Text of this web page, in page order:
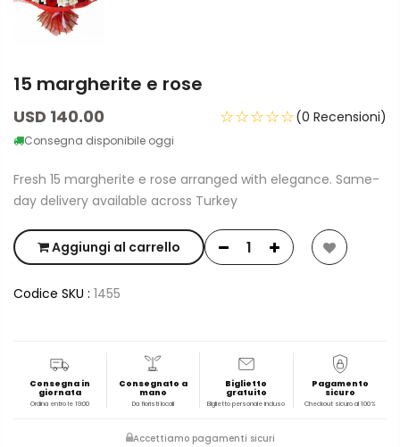
15 margherite e rose
USD 140.00
Consegna disponibile oggi
☆☆☆☆☆(0 Recensioni)
Fresh 15 margherite e rose arranged with elegance. Same-
day delivery available across Turkey
Aggiungi al carrello
Codice SKU : 1455
Consegna in
giornata
Ordina entro le 19:00
Consegnato a
mano
Da fioristi locali
Biglietto
gratuito
Biglietto personale incluso
Pagamento
sicuro
Checkout sicuro al 100%
Accettiamo pagamenti sicuri